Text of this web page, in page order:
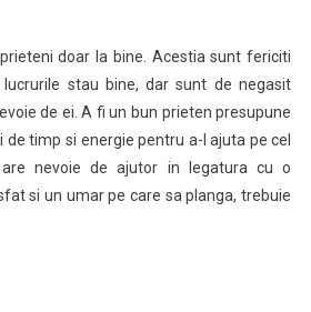
doar la bine. Acestia sunt fericiti
stau bine, dar sunt de negasit
de ei. A fi un bun prieten presupune
timp si energie pentru a-l ajuta pe cel
nevoie de ajutor in legatura cu o
si un umar pe care sa planga, trebuie